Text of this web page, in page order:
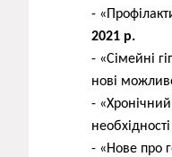
-
2021 р.
- «Сімейні
нові
-
- «Нове про